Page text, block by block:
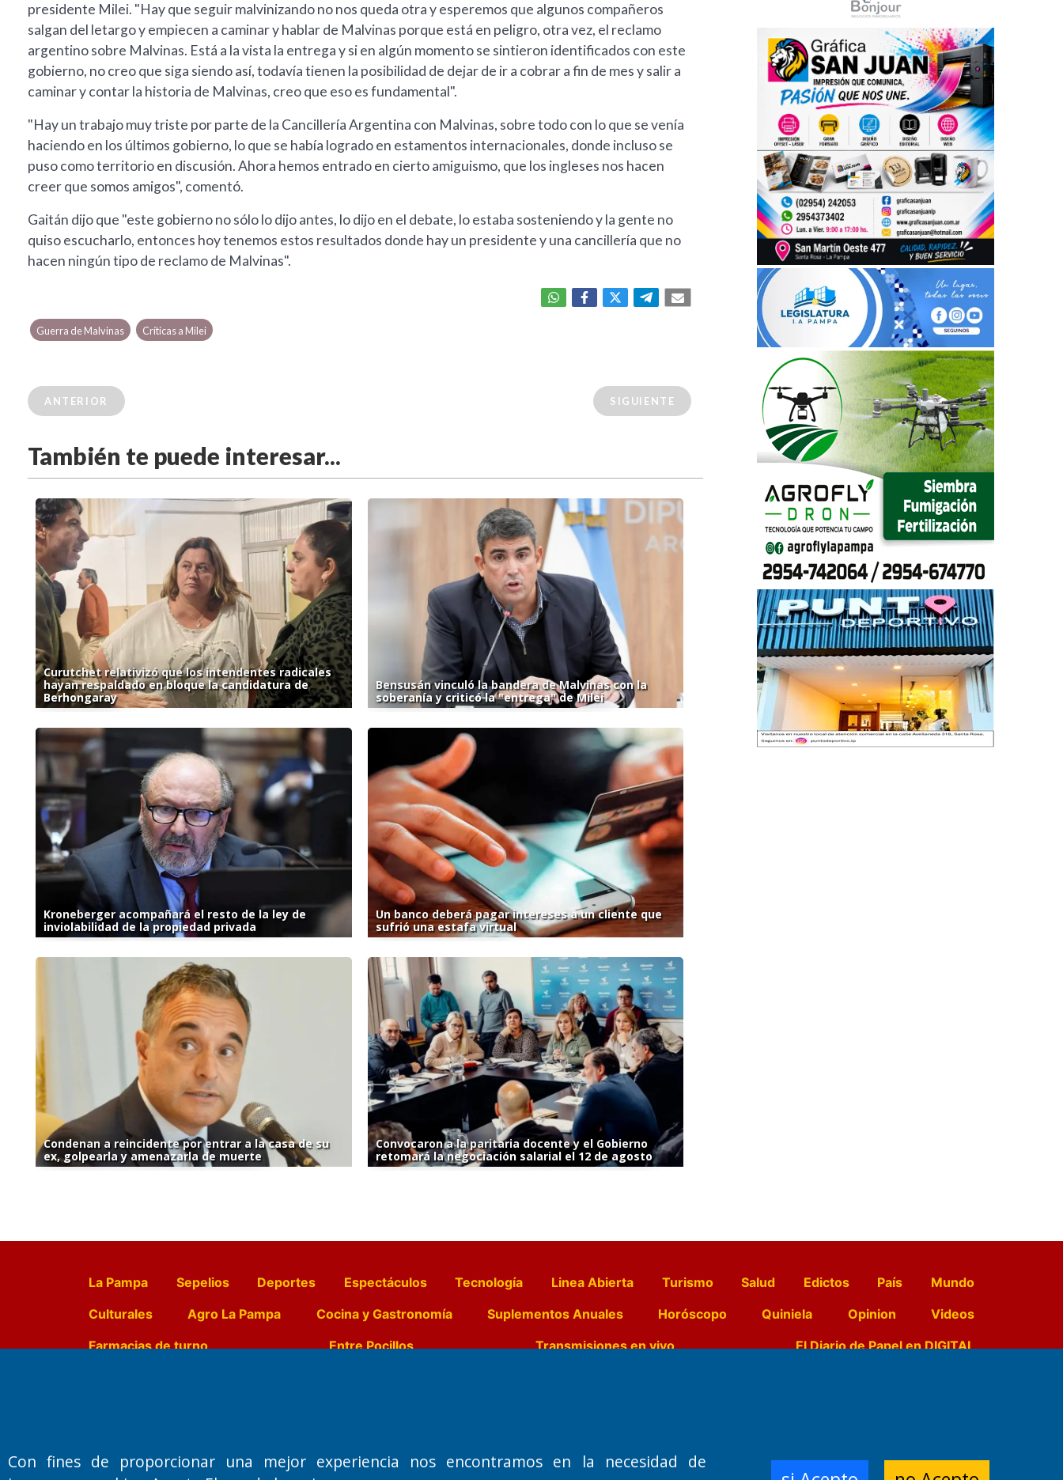
presidente Milei. "Hay que seguir malvinizando no nos queda otra y esperemos que algunos compañeros
salgan del letargo y empiecen a caminar y hablar de Malvinas porque está en peligro, otra vez, el reclamo
argentino sobre Malvinas. Está a la vista la entrega y si en algún momento se sintieron identificados con este
gobierno, no creo que siga siendo así, todavía tienen la posibilidad de dejar de ir a cobrar a fin de mes y salir a
caminar y contar la historia de Malvinas, creo que eso es fundamental".
"Hay un trabajo muy triste por parte de la Cancillería Argentina con Malvinas, sobre todo con lo que se venía
haciendo en los últimos gobierno, lo que se había logrado en estamentos internacionales, donde incluso se
puso como territorio en discusión. Ahora hemos entrado en cierto amiguismo, que los ingleses nos hacen
creer que somos amigos", comentó.
Gaitán dijo que "este gobierno no sólo lo dijo antes, lo dijo en el debate, lo estaba sosteniendo y la gente no
quiso escucharlo, entonces hoy tenemos estos resultados donde hay un presidente y una cancillería que no
hacen ningún tipo de reclamo de Malvinas".
Guerra de Malvinas Críticas a Milei
ANTERIOR SIGUIENTE
También te puede interesar...
Curutchet relativizó que los intendentes radicales
hayan respaldado en bloque la candidatura de
Berhongaray
Bensusán vinculó la bandera de Malvinas con la
soberanía y criticó la "entrega" de Milei
Kroneberger acompañará el resto de la ley de
inviolabilidad de la propiedad privada
Un banco deberá pagar intereses a un cliente que
sufrió una estafa virtual
Condenan a reincidente por entrar a la casa de su
ex, golpearla y amenazarla de muerte
Convocaron a la paritaria docente y el Gobierno
retomará la negociación salarial el 12 de agosto
La Pampa Sepelios Deportes Espectáculos Tecnología Linea Abierta Turismo Salud Edictos País
Mundo
Culturales
Agro La Pampa Cocina y Gastronomía Suplementos Anuales Horóscopo Quiniela Opinion
Videos
Farmacias de turno
Entre Pocillos Transmisiones en vivo El Diario de Papel en DIGITAL
Primera edición: Domingo 3 de Mayo de 1992
Miembro de ADIRA,ADEPA y CPPAL
Santa Rosa, La Pampa.
Número de Registro DNDA:
Dr. Jorge Ricardo Nemesio
Redacción, Administración,
Con fines de proporcionar una mejor experiencia nos encontramos en la necesidad de